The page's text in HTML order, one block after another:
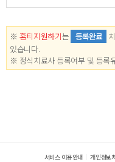
※ 홈티지원하기는 등록완료
있습니다.
※ 정식치료사 등록여부 및 등록
서비스 이용안내 개인정보